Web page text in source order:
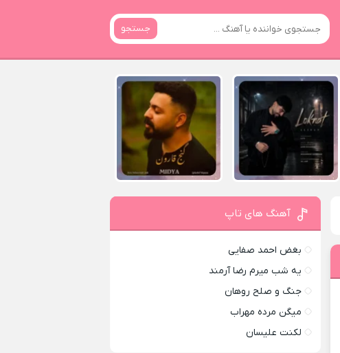
جستجو
آهنگ های تاپ
بغض احمد صفایی
یه شب میرم رضا آرمند
جنگ و صلح روهان
میگن مرده مهراب
لکنت علیسان